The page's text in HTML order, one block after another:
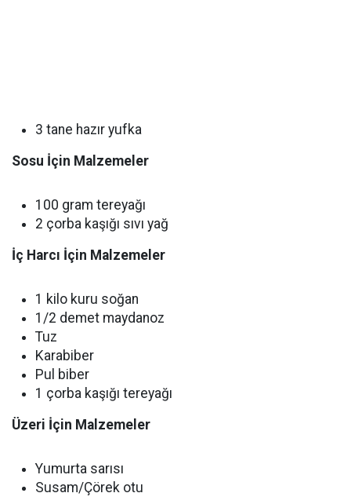
3 tane hazır yufka
Sosu İçin Malzemeler
100 gram tereyağı
2 çorba kaşığı sıvı yağ
İç Harcı İçin Malzemeler
1 kilo kuru soğan
1/2 demet maydanoz
Tuz
Karabiber
Pul biber
1 çorba kaşığı tereyağı
Üzeri İçin Malzemeler
Yumurta sarısı
Susam/Çörek otu